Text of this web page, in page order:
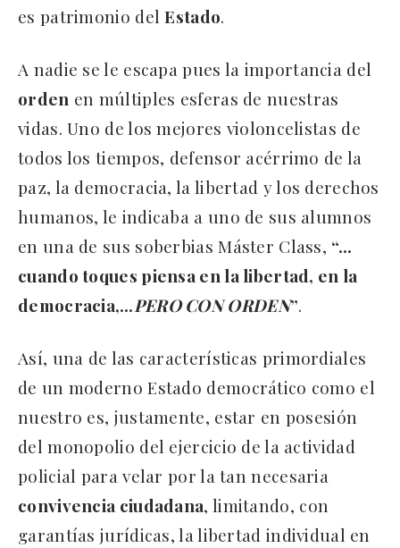
es patrimonio delEstado.
A nadie se le escapa pues la importancia del
orden en múltiples esferas de nuestras
vidas. Uno de los mejores violoncelistas de
todos los tiempos, defensor acérrimo de la
paz, la democracia, la libertad y los derechos
humanos, le indicaba a uno de sus alumnos
en una de sus soberbias Máster Class, “…
cuando toques piensa en la libertad, en la
democracia,…PERO CON ORDEN”.
Así, una de las características primordiales
de un moderno Estado democrático como el
nuestro es, justamente, estar en posesión
del monopolio del ejercicio de la actividad
policial para velar por la tan necesaria
convivencia ciudadana, limitando, con
garantías jurídicas, la libertad individual en